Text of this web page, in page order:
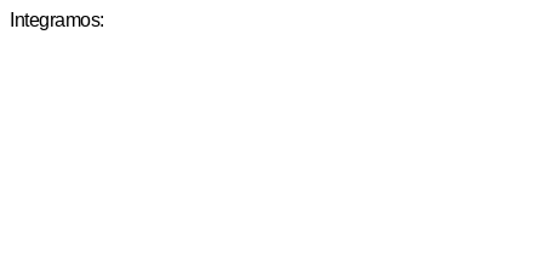
Integramos: